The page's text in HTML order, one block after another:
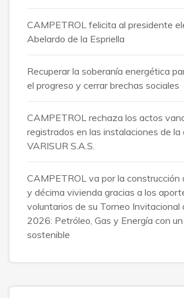
CAMPETROL felicita al presidente
Abelardo de la Espriella
Recuperar la soberanía energética
el progreso y cerrar brechas sociales
CAMPETROL rechaza los actos
registrados en las instalaciones de la
VARISUR S.A.S.
CAMPETROL va por la construcción
y décima vivienda gracias a los
voluntarios de su Torneo Invitacional
2026: Petróleo, Gas y Energía con
sostenible